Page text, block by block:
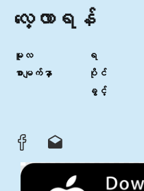
လေ့လာရန်
မူလ
စာမျက်နှာ
ရ
ပိုင်
ခွင့်